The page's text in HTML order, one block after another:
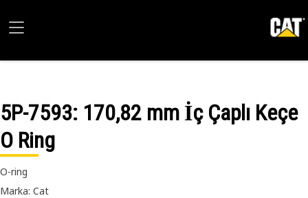
5P-7593: 170,82 mm İç Çaplı Keçe
O Ring
O-ring
Marka: Cat